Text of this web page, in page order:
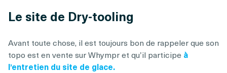
Le site de Dry-tooling
Avant toute chose, il est toujours bon de rappeler que son
topo est en vente sur Whympr et qu’il participe à
l’entretien du site de glace.